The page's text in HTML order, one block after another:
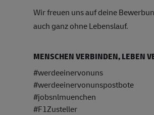
Wir freuen uns auf deine
auch ganz ohne Lebenslauf.
MENSCHEN VERBINDEN, LEBEN
#werdeeinervonuns
#werdeeinervonunspostbote
#jobsnlmuenchen
#F1Zusteller